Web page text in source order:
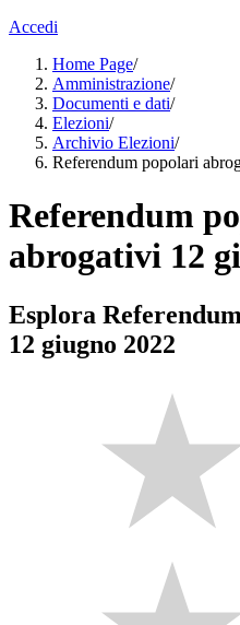
Accedi
Home Page/
Amministrazione/
Documenti e dati/
Elezioni/
Archivio Elezioni/
Referendum popolari
Referendum
abrogativi 12
Esplora
12 giugno 2022